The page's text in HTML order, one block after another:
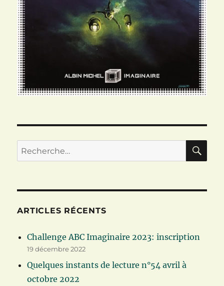
Recherche
pour :
ARTICLES RÉCENTS
Challenge ABC Imaginaire 2023: inscription
19 décembre 2022
Quelques instants de lecture n°54 avril à
octobre 2022